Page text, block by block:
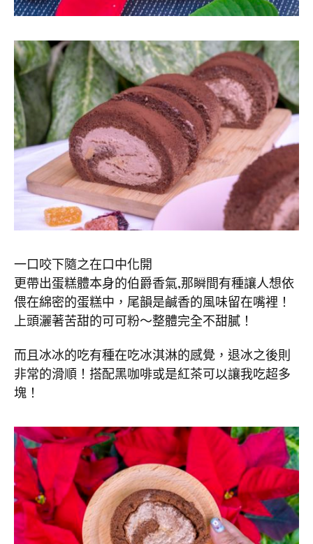
一口咬下隨之在口中化開
更帶出蛋糕體本身的伯爵香氣,那瞬間有種讓人想依
偎在綿密的蛋糕中，尾韻是鹹香的風味留在嘴裡！
上頭灑著苦甜的可可粉～整體完全不甜膩！
而且冰冰的吃有種在吃冰淇淋的感覺，退冰之後則
非常的滑順！搭配黑咖啡或是紅茶可以讓我吃超多
塊！